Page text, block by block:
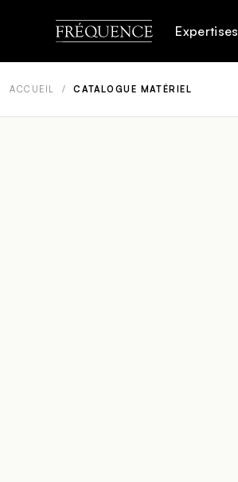
Expertises
ACCUEIL /CATALOGUE MATÉRIEL